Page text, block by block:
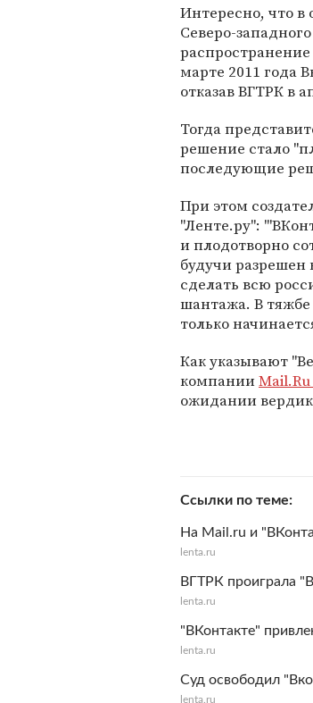
Интересно, что в
Северо-
марте 2011 года
отказав ВГТРК в
Тогда
решение стало
последующие
При этом
"Ленте.ру":
и плодотворно
будучи
сделать всю
шантажа. В тяжбе
только
Как указывают
компании
ожидании
Ссылки по теме
На Mail.ru и
lenta.ru
ВГТРК проиграла
lenta.ru
"ВКонтакте"
lenta.ru
Суд освободил
lenta.ru